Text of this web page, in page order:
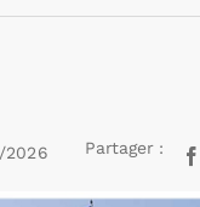
2026 Partager :